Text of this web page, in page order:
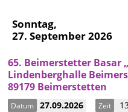
Sonntag,
27. September 2026
65. Beimerstetter Basar
Lindenberghalle
89179 Beimerstetten
Datum 27.09.2026 Zeit